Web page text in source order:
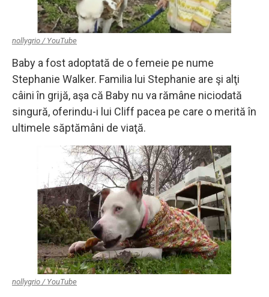
nollygrio / YouTube
Baby a fost adoptată de o femeie pe nume
Stephanie Walker. Familia lui Stephanie are şi alţi
câini în grijă, aşa că Baby nu va rămâne niciodată
singură, oferindu-i lui Cliff pacea pe care o merită în
ultimele săptămâni de viaţă.
nollygrio / YouTube